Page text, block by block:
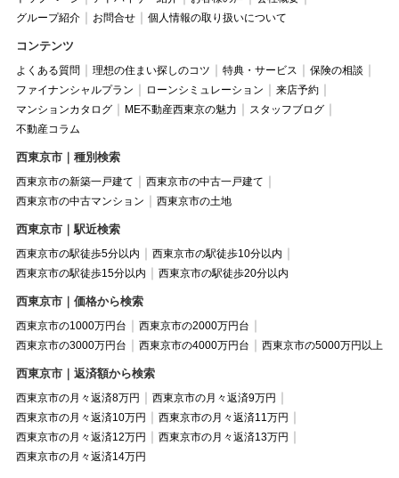
グループ紹介
お問合せ 個人情報の取り扱いについて
コンテンツ
よくある質問 理想の住まい探しのコツ 特典・サービス
保険の相談
ファイナンシャルプラン
ローンシミュレーション
来店予約
マンションカタログ
ME不動産西東京の魅力
スタッフブログ
不動産コラム
西東京市｜種別検索
西東京市の新築一戸建て
西東京市の中古一戸建て
西東京市の中古マンション
西東京市の土地
西東京市｜駅近検索
西東京市の駅徒歩5分以内
西東京市の駅徒歩10分以内
西東京市の駅徒歩15分以内
西東京市の駅徒歩20分以内
西東京市｜価格から検索
西東京市の1000万円台
西東京市の2000万円台
西東京市の3000万円台
西東京市の4000万円台 西東京市の5000万円以上
西東京市｜返済額から検索
西東京市の月々返済8万円
西東京市の月々返済9万円
西東京市の月々返済10万円
西東京市の月々返済11万円
西東京市の月々返済12万円
西東京市の月々返済13万円
西東京市の月々返済14万円